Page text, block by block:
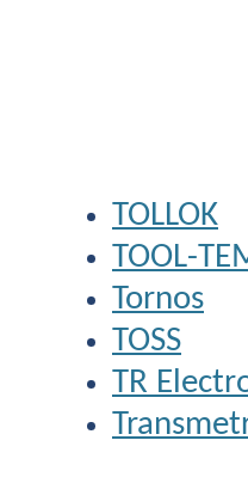
TOLLOK
TOOL-
Tornos
TOSS
TR